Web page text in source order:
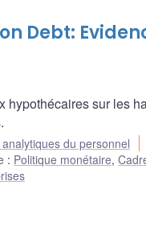
Debt:
hypothécaires sur les
du personnel
: Politique monétaire,